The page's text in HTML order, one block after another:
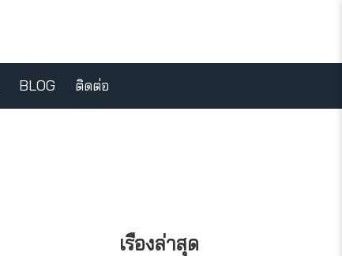
BLOG ติดต่อ
เรื่องล่าสุด